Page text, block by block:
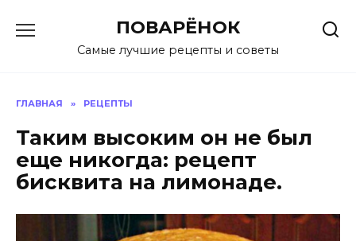
содержанию
ПОВАРЁНОК
Самые лучшие рецепты и советы
ГЛАВНАЯ » РЕЦЕПТЫ
Таким высоким он не был
еще никогда: рецепт
бисквита на лимонаде.